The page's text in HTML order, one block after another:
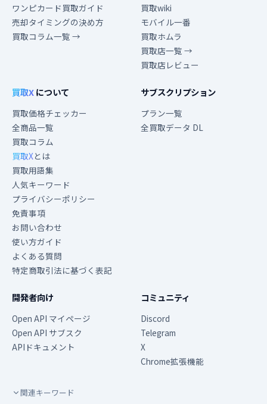
ワンピカード買取ガイド
売却タイミングの決め方
買取コラム一覧 →
買取wiki
モバイル一番
買取ホムラ
買取店一覧 →
買取店レビュー
買取Xについて
買取価格チェッカー
全商品一覧
買取コラム
買取Xとは
買取用語集
人気キーワード
プライバシーポリシー
免責事項
お問い合わせ
使い方ガイド
よくある質問
特定商取引法に基づく表記
サブスクリプション
プラン一覧
全買取データ DL
開発者向け
Open API マイページ
Open API サブスク
APIドキュメント
コミュニティ
Discord
Telegram
X
Chrome拡張機能
関連キーワード